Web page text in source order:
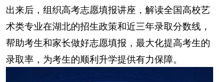
出来后，组织高考志愿填报讲座，解读全国高校艺
术类专业在湖北的招生政策和近三年录取分数线，
帮助考生和家长做好志愿填报，最大化提高考生的
录取率，为考生的顺利升学提供有力保障。